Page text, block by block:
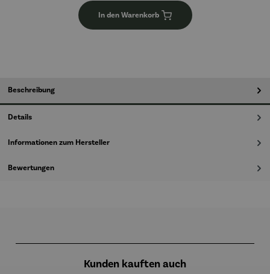
In den Warenkorb
Beschreibung
Details
Informationen zum Hersteller
Bewertungen
Kunden kauften auch